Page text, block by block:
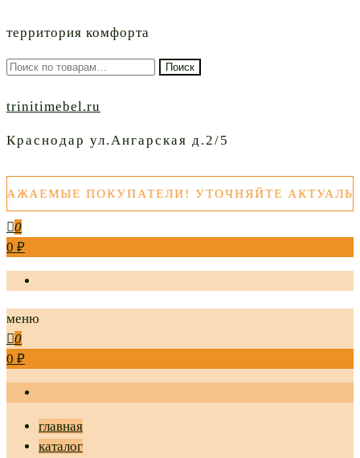
территория комфорта
Искать: Поиск
trinitimebel.ru
Краснодар ул.Ангарская д.2/5
ПОКУПАТЕЛИ! УТОЧНЯЙТЕ АКТУАЛЬНЫЕ
0
0 ₽
меню
0
0 ₽
главная
каталог